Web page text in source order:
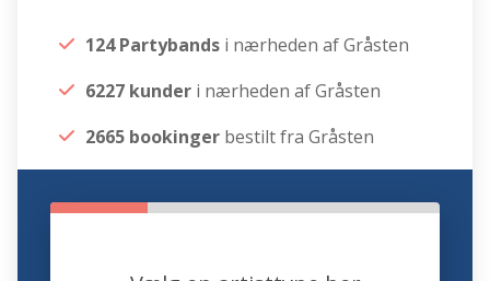
124 Partybands i nærheden af Gråsten
6227 kunder i nærheden af Gråsten
2665 bookinger bestilt fra Gråsten